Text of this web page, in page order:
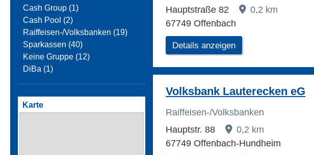
Cash Group (1)
Cash Pool (2)
Raiffeisen-/Volksbanken (19)
Sparkassen (40)
Keine Gruppe (12)
DiBa (1)
Hauptstraße 82
0,2 km
67749 Offenbach
Details anzeigen
Volksbank Lauterecken eG
Raiffeisen-/Volksbanken
Hauptstr. 88
0,2 km
67749 Offenbach-Hundheim
Karte